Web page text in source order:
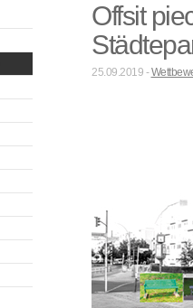
Offsit
25.09.2019 -